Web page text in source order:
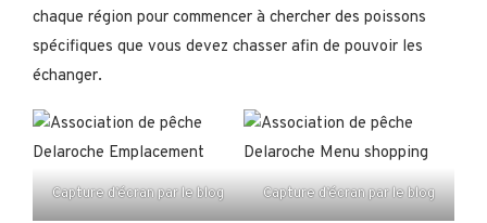
chaque région pour commencer à chercher des poissons
spécifiques que vous devez chasser afin de pouvoir les
échanger.
Capture d’écran par le blog Capture d’écran par le blog